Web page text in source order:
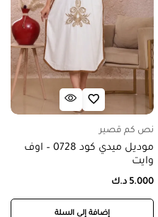
نص كم قصير
موديل ميدي كود 0728 – اوف
وايت
5.000 د.ك
إضافة إلى السلة